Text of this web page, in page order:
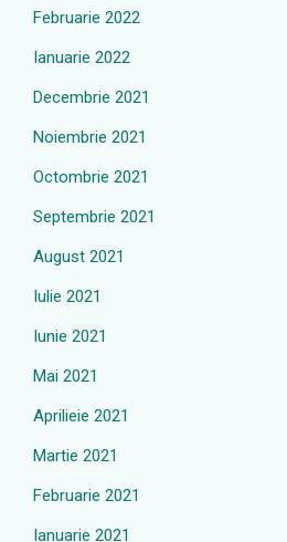
Februarie 2022
Ianuarie 2022
Decembrie 2021
Noiembrie 2021
Octombrie 2021
Septembrie 2021
August 2021
Iulie 2021
Iunie 2021
Mai 2021
Aprilieie 2021
Martie 2021
Februarie 2021
Ianuarie 2021